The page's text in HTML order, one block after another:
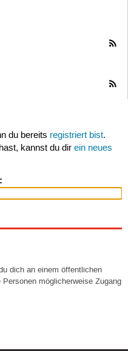
du bereits registriert bist.
kannst du dir ein neues
dich an einem öffentlichen
möglicherweise Zugang